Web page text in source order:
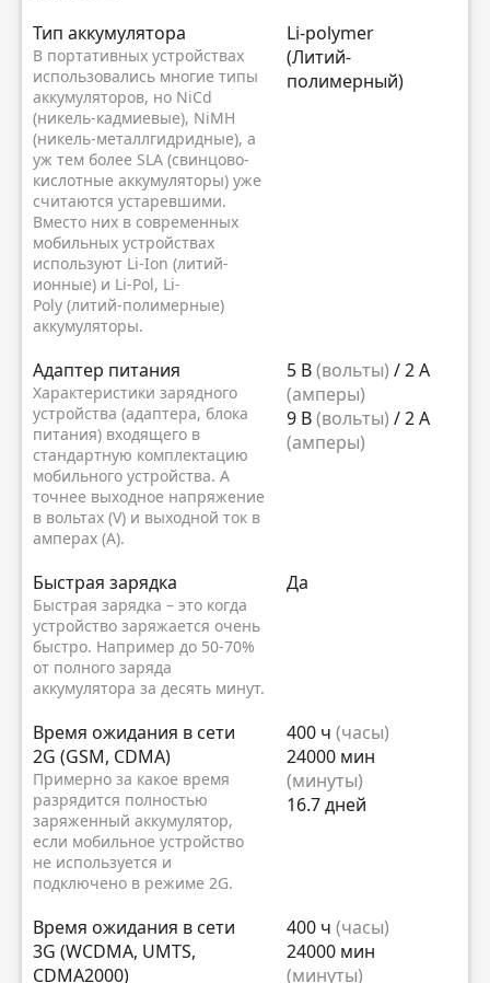
Тип аккумулятора
В портативных устройствах
использовались многие типы
аккумуляторов, но NiCd
(никель-кадмиевые), NiMH
(никель-металлгидридные), а
уж тем более SLA (свинцово-
кислотные аккумуляторы) уже
считаются устаревшими.
Вместо них в современных
мобильных устройствах
используют Li-Ion (литий-
ионные) и Li-Pol, Li-
Poly (литий-полимерные)
аккумуляторы.
Li-polymer
(Литий-
полимерный)
Адаптер питания
Характеристики зарядного
устройства (адаптера, блока
питания) входящего в
стандартную комплектацию
мобильного устройства. А
точнее выходное напряжение
в вольтах (V) и выходной ток в
амперах (A).
5 В(вольты) / 2 А
(амперы)
9 В(вольты) / 2 А
(амперы)
Быстрая зарядка
Быстрая зарядка – это когда
устройство заряжается очень
быстро. Например до 50-70%
от полного заряда
аккумулятора за десять минут.
Да
Время ожидания в сети
2G (GSM, CDMA)
Примерно за какое время
разрядится полностью
заряженный аккумулятор,
если мобильное устройство
не используется и
подключено в режиме 2G.
400 ч (часы)
24000 мин
(минуты)
16.7 дней
Время ожидания в сети
3G (WCDMA, UMTS,
CDMA2000)
400 ч (часы)
24000 мин
(минуты)